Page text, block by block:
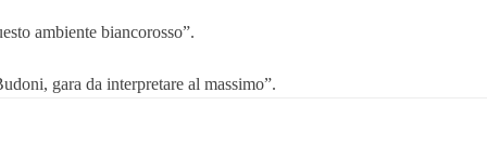
ambiente biancorosso”.
gara da interpretare al massimo”.